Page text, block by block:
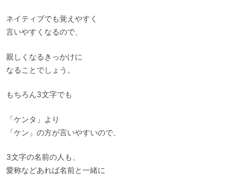
ネイティブでも覚えやすく
言いやすくなるので、
親しくなるきっかけに
なることでしょう。
もちろん3文字でも
「ケンタ」より
「ケン」の方が言いやすいので、
3文字の名前の人も、
愛称などあれば名前と一緒に